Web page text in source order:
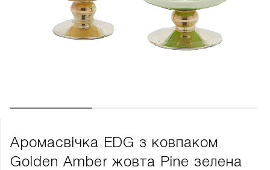
Аромасвічка EDG з ковпаком
Golden Amber жовта Pine зелена